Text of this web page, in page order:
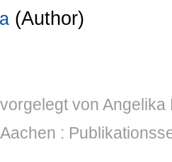
(Author)
vorgelegt von Angelika
Aachen :